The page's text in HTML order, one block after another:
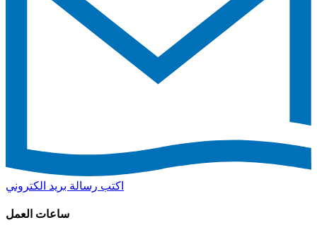
اكتب رسالة بريد الكتروني
ساعات العمل